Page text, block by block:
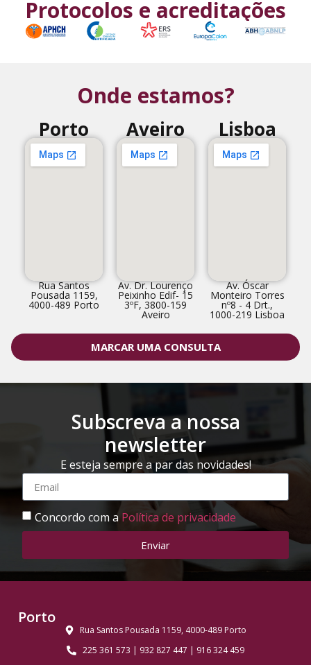
Protocolos e acreditações
Onde estamos?
Porto
Rua Santos
Pousada 1159,
4000-489 Porto
Aveiro
Av. Dr. Lourenço
Peixinho Edif- 15
3ºF, 3800-159
Aveiro
Lisboa
Av. Óscar
Monteiro Torres
nº8 - 4 Drt.,
1000-219 Lisboa
MARCAR UMA CONSULTA
Subscreva a nossa
newsletter
E esteja sempre a par das novidades!
Concordo com a Política de privacidade
Enviar
Porto
Rua Santos Pousada 1159, 4000-489 Porto
225 361 573 | 932 827 447 | 916 324 459